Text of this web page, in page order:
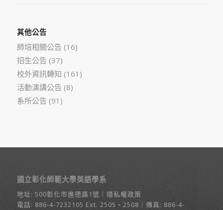
其他公告
師培相關公告 (16)
招生公告 (37)
校外資訊轉知 (161)
活動演講公告 (8)
系所公告 (91)
國立彰化師範大學英語學系
地址: 500彰化市進德路1號 ｜ 隱私權政策
電話: 886-4-7232105 Ext. 2505、2508｜傳真: 886-4-